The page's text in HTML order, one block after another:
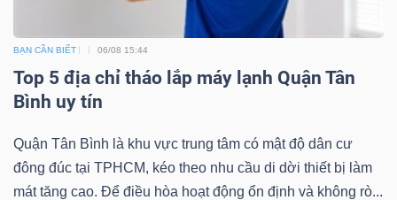
BẠN CẦN BIẾT 06/08 15:44
Top 5 địa chỉ tháo lắp máy lạnh Quận Tân
Bình uy tín
Quận Tân Bình là khu vực trung tâm có mật độ dân cư
đông đúc tại TPHCM, kéo theo nhu cầu di dời thiết bị làm
mát tăng cao. Để điều hòa hoạt động ổn định và không rò...